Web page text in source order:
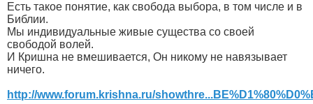
Есть такое понятие, как свобода выбора, в том числе и в
Библии.
Мы индивидуальные живые существа со своей
свободой волей.
И Кришна не вмешивается, Он никому не навязывает
ничего.
http://www.forum.krishna.ru/